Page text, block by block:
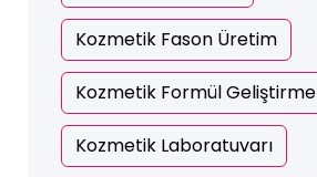
Kozmetik Fason Üretim
Kozmetik Formül Geliştirme
Kozmetik Laboratuvarı